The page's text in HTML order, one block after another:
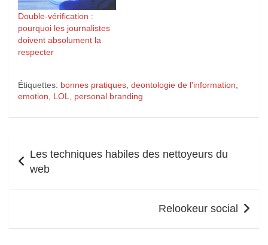
Double-vérification :
pourquoi les journalistes
doivent absolument la
respecter
Étiquettes: bonnes pratiques deontologie de l'information
emotion
LOL personal branding
de
Les techniques habiles des nettoyeurs du
web
Relookeur social